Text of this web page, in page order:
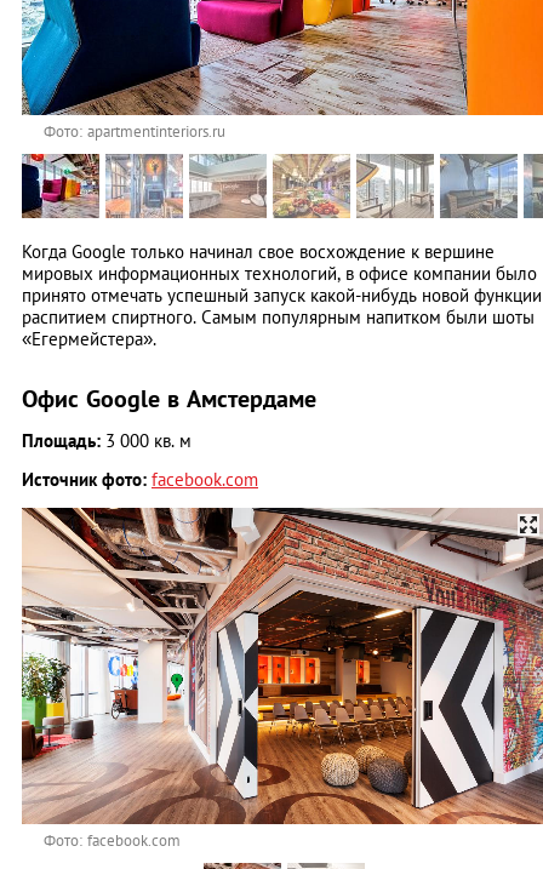
Фото: apartmentinteriors.ru
Когда Google только начинал свое восхождение к вершине
мировых информационных технологий, в офисе компании было
принято отмечать успешный запуск какой-нибудь новой функции
распитием спиртного. Самым популярным напитком были шоты
«Егермейстера».
Офис Google в Амстердаме
Площадь: 3 000 кв. м
Источник фото: facebook.com
Фото: facebook.com